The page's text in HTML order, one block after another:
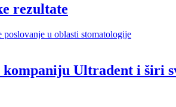
rezultate
Ultradent i širi